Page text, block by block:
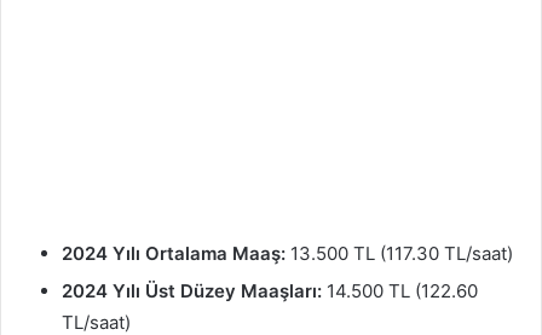
2024 Yılı Ortalama Maaş: 13.500 TL (117.30 TL/saat)
2024 Yılı Üst Düzey Maaşları: 14.500 TL (122.60
TL/saat)